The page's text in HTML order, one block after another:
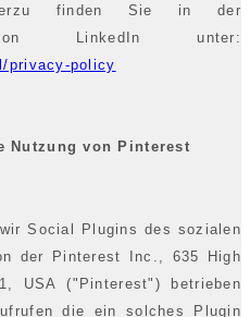
finden Sie in der
von LinkedIn unter:
privacy-policy
Nutzung von Pinterest
Social Plugins des sozialen
der Pinterest Inc., 635 High
USA ("Pinterest") betrieben
die ein solches Plugin